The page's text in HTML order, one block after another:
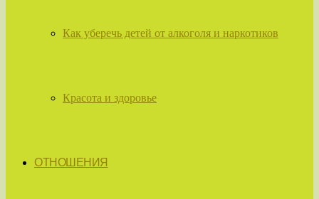
Как уберечь детей от алкоголя и наркотиков
Красота и здоровье
ОТНОШЕНИЯ